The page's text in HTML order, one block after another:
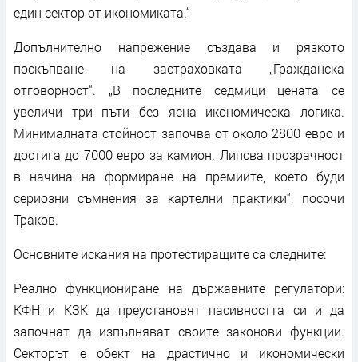
един сектор от икономиката.“
Допълнително напрежение създава и рязкото
поскъпване на застраховката „Гражданска
отговорност“. „В последните седмици цената се
увеличи три пъти без ясна икономическа логика.
Минималната стойност започва от около 2800 евро и
достига до 7000 евро за камион. Липсва прозрачност
в начина на формиране на премиите, което буди
сериозни съмнения за картелни практики“, посочи
Траков.
Основните искания на протестиращите са следните:
Реално функциониране на държавните регулатори:
КФН и КЗК да преустановят пасивността си и да
започнат да изпълняват своите законови функции.
Секторът е обект на драстично и икономически